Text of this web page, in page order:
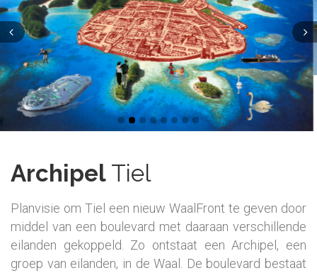
Archipel Tiel
Planvisie om Tiel een nieuw WaalFront te geven door
middel van een boulevard met daaraan verschillende
eilanden gekoppeld. Zo ontstaat een Archipel, een
groep van eilanden, in de Waal. De boulevard bestaat